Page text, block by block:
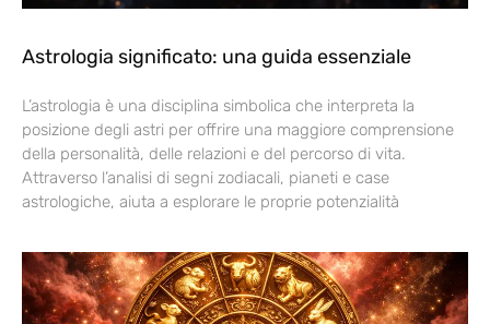
Astrologia significato: una guida essenziale
L’astrologia è una disciplina simbolica che interpreta la
posizione degli astri per offrire una maggiore comprensione
della personalità, delle relazioni e del percorso di vita.
Attraverso l’analisi di segni zodiacali, pianeti e case
astrologiche, aiuta a esplorare le proprie potenzialità